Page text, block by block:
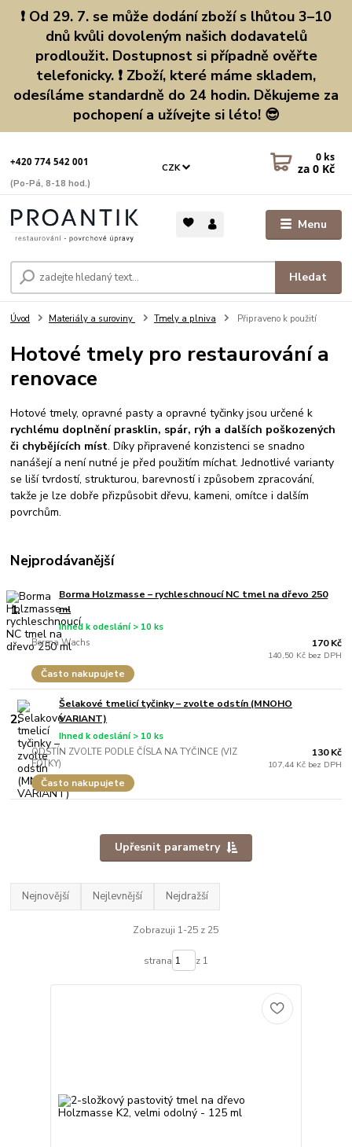
❗ Od 29. 7. se může dodání zboží s lhůtou 3–10
dnů kvůli dovoleným našich dodavatelů
prodloužit. Dostupnost si případně ověřte
telefonicky. ❗ Zboží, které máme skladem,
odesíláme standardně do 24 hodin. Děkujeme za
pochopení a užívejte si léto! 😎
Menu
CZK
Hledat
+420 774 542 001
(Po-Pá, 8-18 hod.)
0 ks
za 0 Kč
Úvod Materiály a suroviny Tmely a plniva Připraveno k použití
Hotové tmely pro restaurování a
renovace
Hotové tmely, opravné pasty a opravné tyčinky jsou určené k
rychlému doplnění prasklin, spár, rýh a dalších poškozených
či chybějících míst. Díky připravené konzistenci se snadno
nanášejí a není nutné je před použitím míchat. Jednotlivé varianty
se liší tvrdostí, strukturou, barevností i způsobem zpracování,
takže je lze dobře přizpůsobit dřevu, kameni, omítce i dalším
povrchům.
Nejprodávanější
1.
Borma Holzmasse – rychleschnoucí NC tmel na dřevo 250
ml
Borma Wachs
Ihned k odeslání > 10 ks
Často nakupujete
170 Kč
140,50 Kč bez DPH
2.
Šelakové tmelicí tyčinky – zvolte odstín (MNOHO
VARIANT)
ODSTÍN ZVOLTE PODLE ČÍSLA NA TYČINCE (VIZ
FOTKY)
Ihned k odeslání > 10 ks
Často nakupujete
130 Kč
107,44 Kč bez DPH
Upřesnit parametry
Nejnovější Nejlevnější Nejdražší
Zobrazuji 1-25 z 25
strana z 1